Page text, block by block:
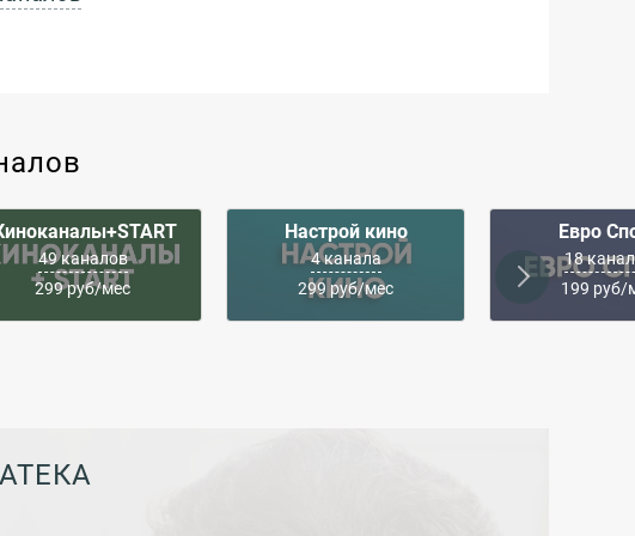
49 каналов
299 руб/мес
Настрой кино
4 канала
299 руб/мес
Евро
18
199 руб/